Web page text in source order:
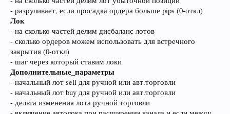
- разруливает, если просадка ордера больше pips (0-откл)
Лок
- на сколько частей делим дисбаланс лотов
- сколько ордеров можем использовать для встречного
закрытия (0-откл)
- шаг через который ставим локи
Дополнительные_параметры
- начальный лот sell для ручной или авт.торговли
- начальный лот buy для ручной или авт.торговли
- дельта изменения лота ручной торговли